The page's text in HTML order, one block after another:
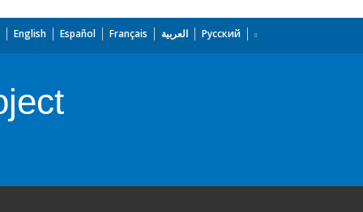
English Español Français العربية Русский